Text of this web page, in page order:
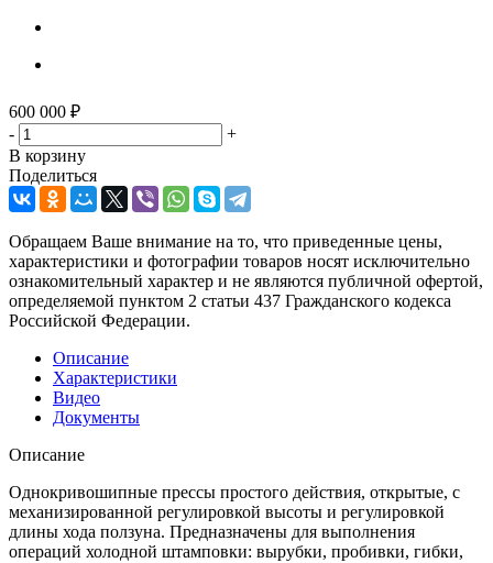
600 000 ₽
-
+
В корзину
Поделиться
Обращаем Ваше внимание на то, что приведенные цены,
характеристики и фотографии товаров носят исключительно
ознакомительный характер и не являются публичной офертой,
определяемой пунктом 2 статьи 437 Гражданского кодекса
Российской Федерации.
Описание
Характеристики
Видео
Документы
Описание
Однокривошипные прессы простого действия, открытые, с
механизированной регулировкой высоты и регулировкой
длины хода ползуна. Предназначены для выполнения
операций холодной штамповки: вырубки, пробивки, гибки,